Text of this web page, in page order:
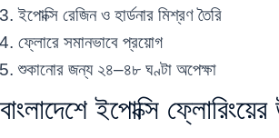
ইপোক্সি রেজিন ও হার্ডনার মিশ্রণ তৈরি
ফ্লোরে সমানভাবে প্রয়োগ
শুকানোর জন্য ২৪–৪৮ ঘণ্টা অপেক্ষা
বাংলাদেশে ইপোক্সি